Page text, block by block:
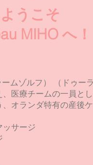
ようこそ
MIHO へ！
ームゾルフ） （ドゥー
医療チームの一員と
オランダ特有の産後ケ
ッサージ